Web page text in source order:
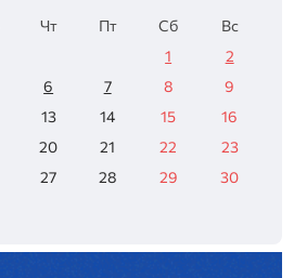
Чт Пт Сб
Вс
1
2
6 7 8
9
13 14 15
16
20 21 22
23
27 28 29
30